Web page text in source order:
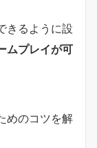
きるように設
ムプレイが可
めのコツを解